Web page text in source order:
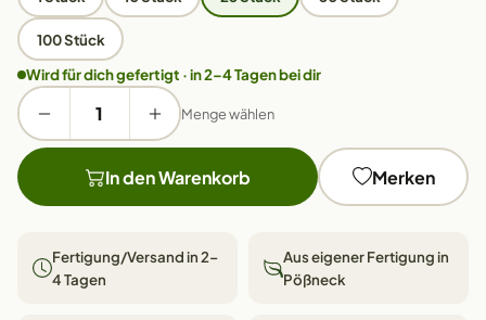
100 Stück
Wird für dich gefertigt · in 2–4 Tagen bei dir
Menge wählen
In den Warenkorb Merken
Fertigung/Versand in 2–
4 Tagen
Aus eigener Fertigung in
Pößneck